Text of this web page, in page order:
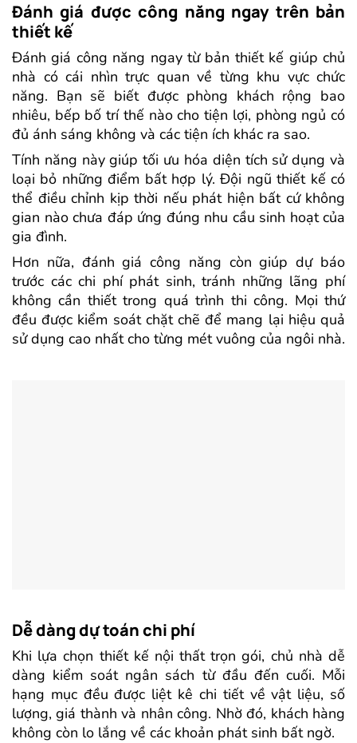
Đánh giá được công năng ngay trên bản
thiết kế
Đánh giá công năng ngay từ bản thiết kế giúp chủ
nhà có cái nhìn trực quan về từng khu vực chức
năng. Bạn sẽ biết được phòng khách rộng bao
nhiêu, bếp bố trí thế nào cho tiện lợi, phòng ngủ có
đủ ánh sáng không và các tiện ích khác ra sao.
Tính năng này giúp tối ưu hóa diện tích sử dụng và
loại bỏ những điểm bất hợp lý. Đội ngũ thiết kế có
thể điều chỉnh kịp thời nếu phát hiện bất cứ không
gian nào chưa đáp ứng đúng nhu cầu sinh hoạt của
gia đình.
Hơn nữa, đánh giá công năng còn giúp dự báo
trước các chi phí phát sinh, tránh những lãng phí
không cần thiết trong quá trình thi công. Mọi thứ
đều được kiểm soát chặt chẽ để mang lại hiệu quả
sử dụng cao nhất cho từng mét vuông của ngôi nhà.
Dễ dàng dự toán chi phí
Khi lựa chọn thiết kế nội thất trọn gói, chủ nhà dễ
dàng kiểm soát ngân sách từ đầu đến cuối. Mỗi
hạng mục đều được liệt kê chi tiết về vật liệu, số
lượng, giá thành và nhân công. Nhờ đó, khách hàng
không còn lo lắng về các khoản phát sinh bất ngờ.